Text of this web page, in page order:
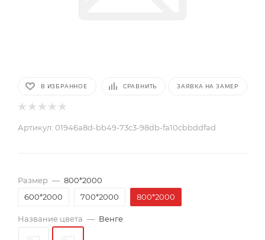
В ИЗБРАННОЕ СРАВНИТЬ ЗАЯВКА НА ЗАМЕР
Артикул: 01946a8d-bb49-73c3-98db-fa10cbbddfad
Размер — 800*2000
600*2000
700*2000 800*2000
Название цвета — Венге